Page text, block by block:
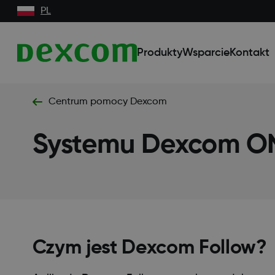
PL
ProduktyWsparcieKontakt
Centrum pomocy Dexcom
Systemu Dexcom
Czym jest Dexcom Follow?